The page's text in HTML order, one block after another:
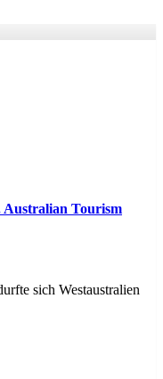
Australian Tourism
sich Westaustralien